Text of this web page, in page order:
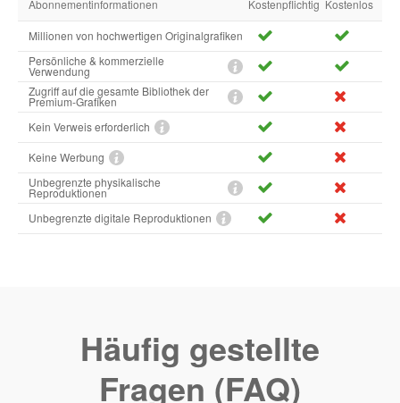
Abonnementinformationen Kostenpflichtig Kostenlos
Millionen von hochwertigen Originalgrafiken
Persönliche & kommerzielle
Verwendung
Zugriff auf die gesamte Bibliothek der
Premium-Grafiken
Kein Verweis erforderlich
Keine Werbung
Unbegrenzte physikalische
Reproduktionen
Unbegrenzte digitale Reproduktionen
Häufig gestellte
Fragen (FAQ)